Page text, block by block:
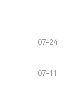
07-24
07-11